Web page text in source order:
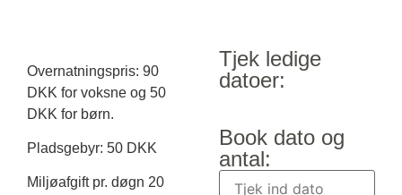
Overnatningspris: 90
DKK for voksne og 50
DKK for børn.
Pladsgebyr: 50 DKK
Miljøafgift pr. døgn 20
Tjek ledige
datoer:
Book dato og
antal: